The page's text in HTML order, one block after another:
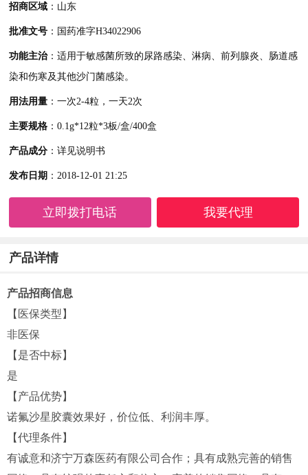
招商区域 ：山东
批准文号 ：国药准字H34022906
功能主治：适用于敏感菌所致的尿路感染、淋病、前列腺炎、肠道感
染和伤寒及其他沙门菌感染。
用法用量 ：一次2-4粒，一天2次
主要规格 ：0.1g*12粒*3板/盒/400盒
产品成分 ：详见说明书
发布日期 ：2018-12-01 21:25
立即拨打电话 我要代理
产品详情
产品招商信息
【医保类型】
非医保
【是否中标】
是
【产品优势】
诺氟沙星胶囊效果好，价位低、利润丰厚。
【代理条件】
有诚意和济宁万森医药有限公司合作；具有成熟完善的销售